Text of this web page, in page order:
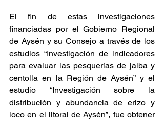
El fin de estas investigaciones
financiadas por el Gobierno Regional
de Aysén y su Consejo a través de los
estudios “Investigación de indicadores
para evaluar las pesquerías de jaiba y
centolla en la Región de Aysén” y el
estudio “Investigación sobre la
distribución y abundancia de erizo y
loco en el litoral de Aysén”, fue obtener